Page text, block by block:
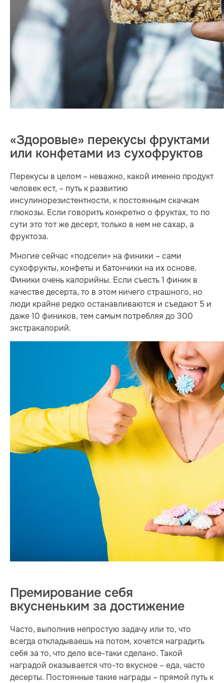
«Здоровые» перекусы фруктами
или конфетами из сухофруктов
Перекусы в целом – неважно, какой именно продукт
человек ест, – путь к развитию
инсулинорезистентности, к постоянным скачкам
глюкозы. Если говорить конкретно о фруктах, то по
сути это тот же десерт, только в нем не сахар, а
фруктоза.
Многие сейчас «подсели» на финики – сами
сухофрукты, конфеты и батончики на их основе.
Финики очень калорийны. Если съесть 1 финик в
качестве десерта, то в этом ничего страшного, но
люди крайне редко останавливаются и съедают 5 и
даже 10 фиников, тем самым потребляя до 300
экстракалорий.
Премирование себя
вкусненьким за достижение
Часто, выполнив непростую задачу или то, что
всегда откладываешь на потом, хочется наградить
себя за то, что дело все-таки сделано. Такой
наградой оказывается что-то вкусное – еда, часто
десерты. Постоянные такие награды – прямой путь к